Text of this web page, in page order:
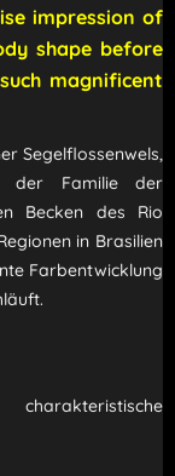
impression of
shape before
magnificent
Segelflossenwels,
der Familie der
Becken des Rio
in Brasilien
Farbentwicklung